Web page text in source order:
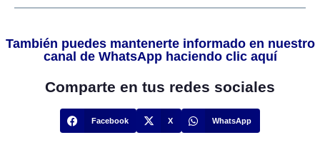
También puedes mantenerte informado en nuestro
canal de WhatsApp haciendo clic aquí
Comparte en tus redes sociales
Facebook X WhatsApp